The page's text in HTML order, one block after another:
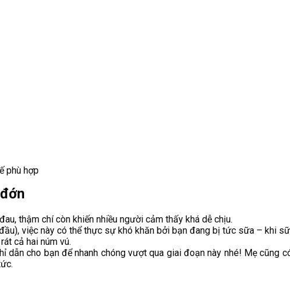
phù hợp
thậm chí còn khiến nhiều người cảm thấy khá dễ chịu.
việc này có thể thực sự khó khăn bởi bạn đang bị tức sữa – khi
cả hai núm vú.
dẫn cho bạn để nhanh chóng vượt qua giai đoạn này nhé! Mẹ cũng